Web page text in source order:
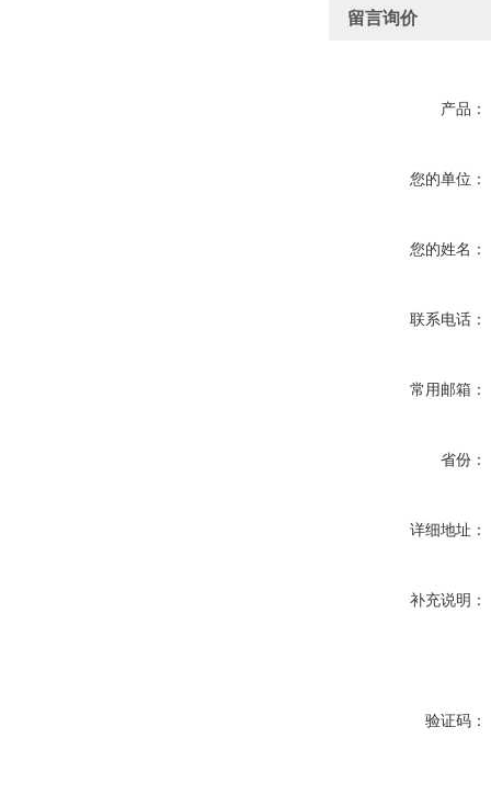
留言询价
产品：
您的单位：
您的姓名：
联系电话：
常用邮箱：
省份：
详细地址：
补充说明：
验证码：